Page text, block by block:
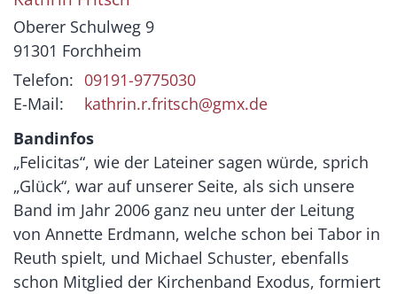
Oberer Schulweg 9
91301 Forchheim
Telefon: 09191-9775030
E-Mail:
kathrin.r.fritsch@gmx.de
Bandinfos
„Felicitas“, wie der Lateiner sagen würde, sprich
„Glück“, war auf unserer Seite, als sich unsere
Band im Jahr 2006 ganz neu unter der Leitung
von Annette Erdmann, welche schon bei Tabor in
Reuth spielt, und Michael Schuster, ebenfalls
schon Mitglied der Kirchenband Exodus, formiert